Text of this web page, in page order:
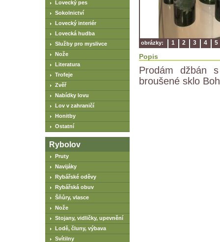
obrázky: 1 2 3 4 5
Popis
Prodám džbán
broušené sklo
Lovecký pes
Sokolnictví
Lovecký interiér
Lovecká hudba
Služby pro myslivce
Nože
Literatura
Trofeje
Zvěř
Nabídky lovu
Lov v zahraničí
Honitby
Ostatní
Rybolov
Pruty
Navijáky
Rybářské oděvy
Rybářská obuv
Šňůry, vlasce
Nože
Stojany, vidličky, upevnění
Lodě, čluny, výbava
Svítilny